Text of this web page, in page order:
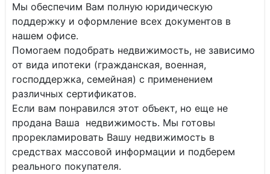
Мы обеспечим Вам полную юридическую
поддержку и оформление всех документов в
нашем офисе.
Помогаем подобрать недвижимость, не зависимо
от вида ипотеки (гражданская, военная,
господдержка, семейная) с применением
различных сертификатов.
Если вам понравился этот объект, но еще не
продана Ваша недвижимость. Мы готовы
прорекламировать Вашу недвижимость в
средствах массовой информации и подберем
реального покупателя.